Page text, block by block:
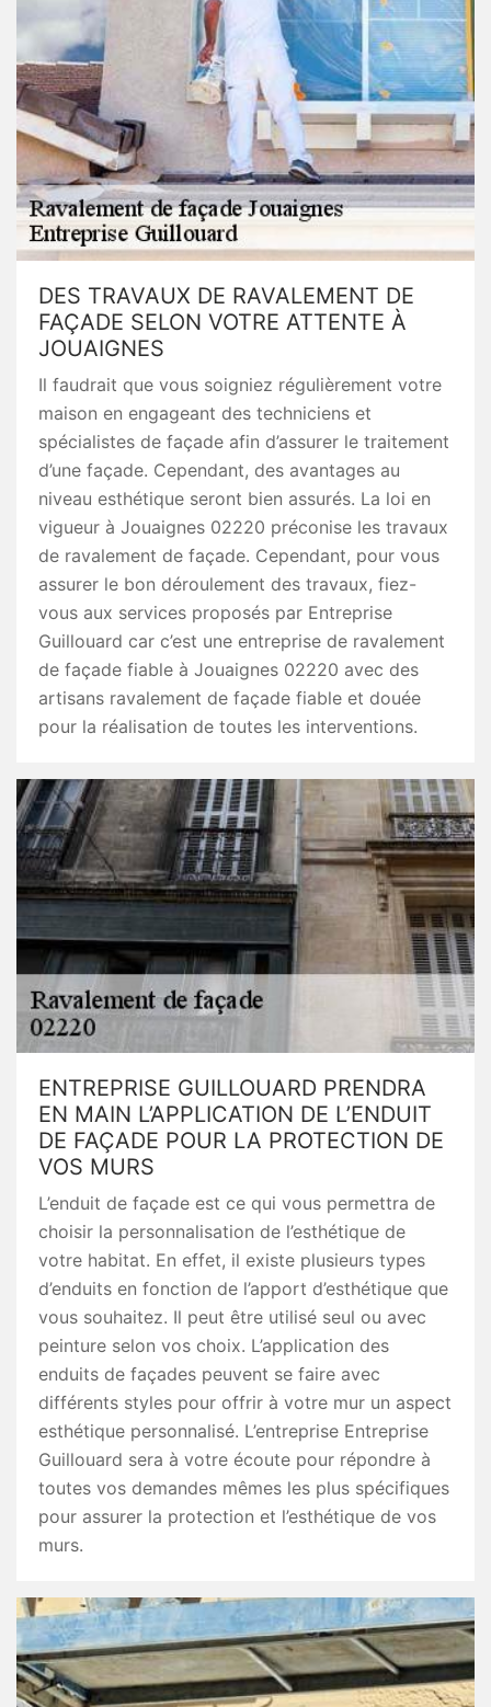
DES TRAVAUX DE RAVALEMENT DE
FAÇADE SELON VOTRE ATTENTE À
JOUAIGNES
Il faudrait que vous soigniez régulièrement votre
maison en engageant des techniciens et
spécialistes de façade afin d’assurer le traitement
d’une façade. Cependant, des avantages au
niveau esthétique seront bien assurés. La loi en
vigueur à Jouaignes 02220 préconise les travaux
de ravalement de façade. Cependant, pour vous
assurer le bon déroulement des travaux, fiez-
vous aux services proposés par Entreprise
Guillouard car c’est une entreprise de ravalement
de façade fiable à Jouaignes 02220 avec des
artisans ravalement de façade fiable et douée
pour la réalisation de toutes les interventions.
ENTREPRISE GUILLOUARD PRENDRA
EN MAIN L’APPLICATION DE L’ENDUIT
DE FAÇADE POUR LA PROTECTION DE
VOS MURS
L’enduit de façade est ce qui vous permettra de
choisir la personnalisation de l’esthétique de
votre habitat. En effet, il existe plusieurs types
d’enduits en fonction de l’apport d’esthétique que
vous souhaitez. Il peut être utilisé seul ou avec
peinture selon vos choix. L’application des
enduits de façades peuvent se faire avec
différents styles pour offrir à votre mur un aspect
esthétique personnalisé. L’entreprise Entreprise
Guillouard sera à votre écoute pour répondre à
toutes vos demandes mêmes les plus spécifiques
pour assurer la protection et l’esthétique de vos
murs.